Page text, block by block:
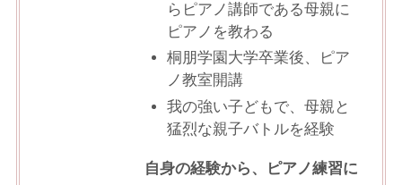
らピアノ講師である母親に
ピアノを教わる
桐朋学園大学卒業後、ピア
ノ教室開講
我の強い子どもで、母親と
猛烈な親子バトルを経験
自身の経験から、ピアノ練習に